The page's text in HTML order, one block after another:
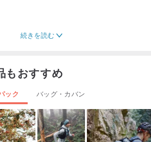
続きを読む
もおすすめ
ック バッグ・カバン